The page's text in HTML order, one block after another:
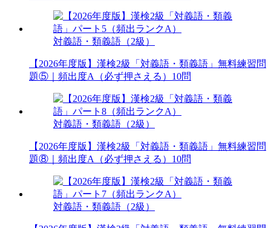
対義語・類義語（2級）
【2026年度版】漢検2級「対義語・類義語」無料練習問
題⑤｜頻出度A（必ず押さえる）10問
対義語・類義語（2級）
【2026年度版】漢検2級「対義語・類義語」無料練習問
題⑧｜頻出度A（必ず押さえる）10問
対義語・類義語（2級）